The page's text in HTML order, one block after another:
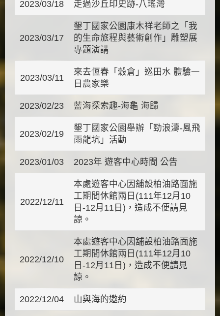
2023/03/18 走過沙丘印史跡-八瑤灣
2023/03/17
墾丁國家公園康木祥老師之「我
的生命旅程與藝術創作」雕塑展
專題演講
2023/03/11
來去恆春「穀倉」巡田水 體驗一
日農家樂
2023/02/23 藍海探索趣-海龜 海歸
2023/02/19
墾丁國家公園舉辦「勁浪濤-風飛
雨龍坑」活動
2023/01/03 2023年 遊客中心時間 公告
2022/12/11
本處遊客中心因舖設柏油路面施
工期間休館兩日(111年12月10
日-12月11日)，造成不便請見
諒。
2022/12/10
本處遊客中心因舖設柏油路面施
工期間休館兩日(111年12月10
日-12月11日)，造成不便請見
諒。
2022/12/04 山與海的邀約